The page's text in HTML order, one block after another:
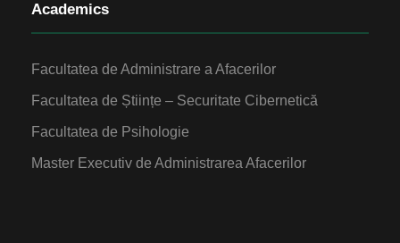
Academics
Facultatea de Administrare a Afacerilor
Facultatea de Științe – Securitate Cibernetică
Facultatea de Psihologie
Master Executiv de Administrarea Afacerilor